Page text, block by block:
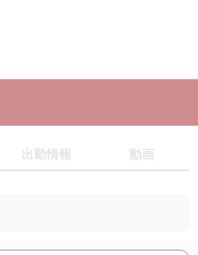
出勤情報 動画